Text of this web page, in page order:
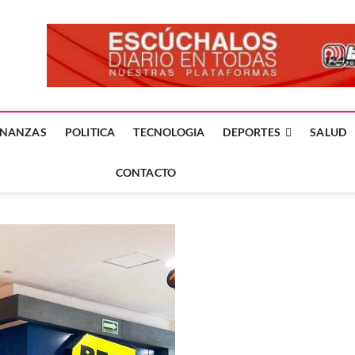
DÍA EN LA NOTICIA
POLITICA TECNOLOGIA DEPORTES SALUD
CONTACTO